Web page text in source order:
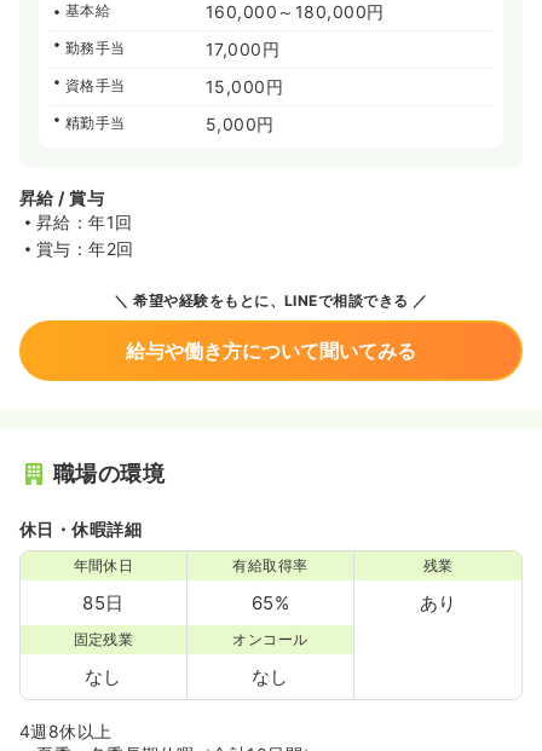
基本給 160,000～180,000円
勤務手当 17,000円
資格手当 15,000円
精勤手当 5,000円
昇給 / 賞与
昇給：年1回
賞与：年2回
希望や経験をもとに、LINEで相談できる
給与や働き方について聞いてみる
職場の環境
休日・休暇詳細
年間休日
85日
有給取得率
65%
残業
あり
固定残業
なし
オンコール
なし
4週8休以上